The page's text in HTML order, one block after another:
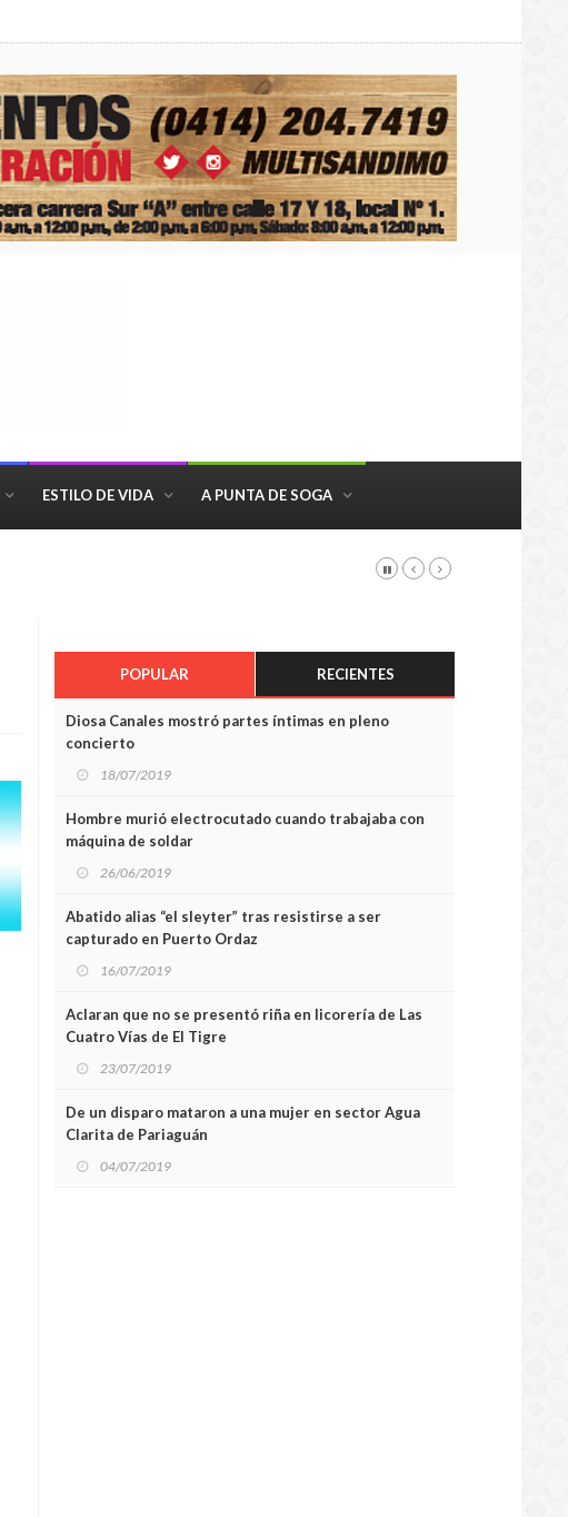
ESTILO DE VIDA A PUNTA DE SOGA
POPULAR RECIENTES
Diosa Canales mostró partes íntimas en pleno
concierto
18/07/2019
Hombre murió electrocutado cuando trabajaba con
máquina de soldar
26/06/2019
Abatido alias “el sleyter” tras resistirse a ser
capturado en Puerto Ordaz
16/07/2019
Aclaran que no se presentó riña en licorería de Las
Cuatro Vías de El Tigre
23/07/2019
De un disparo mataron a una mujer en sector Agua
Clarita de Pariaguán
04/07/2019